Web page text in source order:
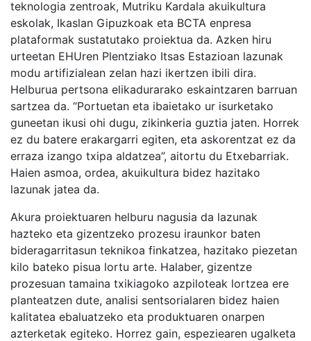
teknologia zentroak, Mutriku Kardala akuikultura
eskolak, Ikaslan Gipuzkoak eta BCTA enpresa
plataformak sustatutako proiektua da. Azken hiru
urteetan EHUren Plentziako Itsas Estazioan lazunak
modu artifizialean zelan hazi ikertzen ibili dira.
Helburua pertsona elikadurarako eskaintzaren barruan
sartzea da. “Portuetan eta ibaietako ur isurketako
guneetan ikusi ohi dugu, zikinkeria guztia jaten. Horrek
ez du batere erakargarri egiten, eta askorentzat ez da
erraza izango txipa aldatzea”, aitortu du Etxebarriak.
Haien asmoa, ordea, akuikultura bidez hazitako
lazunak jatea da.
Akura proiektuaren helburu nagusia da lazunak
hazteko eta gizentzeko prozesu iraunkor baten
bideragarritasun teknikoa finkatzea, hazitako piezetan
kilo bateko pisua lortu arte. Halaber, gizentze
prozesuan tamaina txikiagoko azpiloteak lortzea ere
planteatzen dute, analisi sentsorialaren bidez haien
kalitatea ebaluatzeko eta produktuaren onarpen
azterketak egiteko. Horrez gain, espeziearen ugalketa